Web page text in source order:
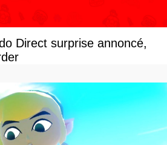
Direct surprise annoncé,